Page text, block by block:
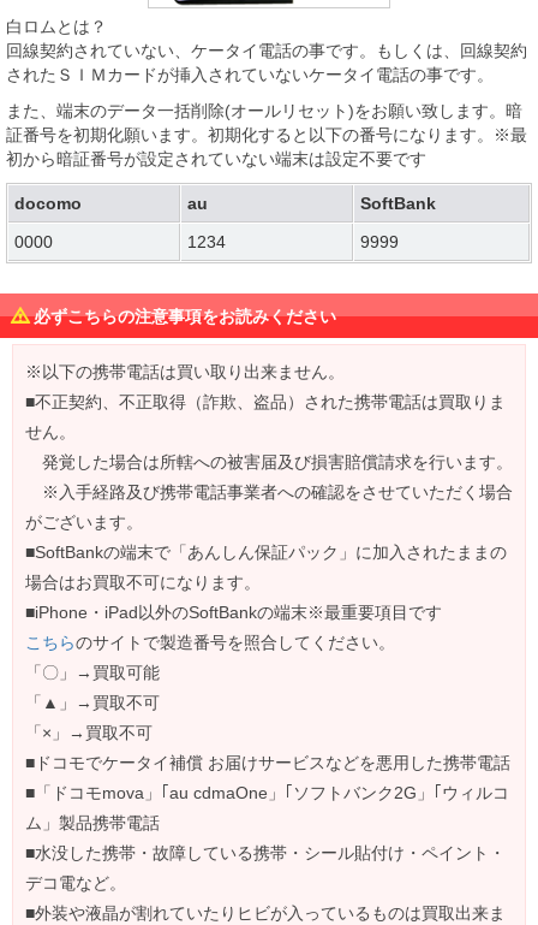
白ロムとは？
回線契約されていない、ケータイ電話の事です。もしくは、回線契約
されたＳＩＭカードが挿入されていないケータイ電話の事です。
また、端末のデータ一括削除(オールリセット)をお願い致します。暗
証番号を初期化願います。初期化すると以下の番号になります。※最
初から暗証番号が設定されていない端末は設定不要です
docomo au
SoftBank
0000
1234 9999
必ずこちらの注意事項をお読みください
※以下の携帯電話は買い取り出来ません。
■不正契約、不正取得（詐欺、盗品）された携帯電話は買取りま
せん。
発覚した場合は所轄への被害届及び損害賠償請求を行います。
※入手経路及び携帯電話事業者への確認をさせていただく場合
がございます。
■SoftBankの端末で「あんしん保証パック」に加入されたままの
場合はお買取不可になります。
■iPhone・iPad以外のSoftBankの端末※最重要項目です
こちらのサイトで製造番号を照合してください。
「〇」→買取可能
「▲」→買取不可
「×」→買取不可
■ドコモでケータイ補償 お届けサービスなどを悪用した携帯電話
■「ドコモmova」｢au cdmaOne」｢ソフトバンク2G」｢ウィルコ
ム」製品携帯電話
■水没した携帯・故障している携帯・シール貼付け・ペイント・
デコ電など。
■外装や液晶が割れていたりヒビが入っているものは買取出来ま